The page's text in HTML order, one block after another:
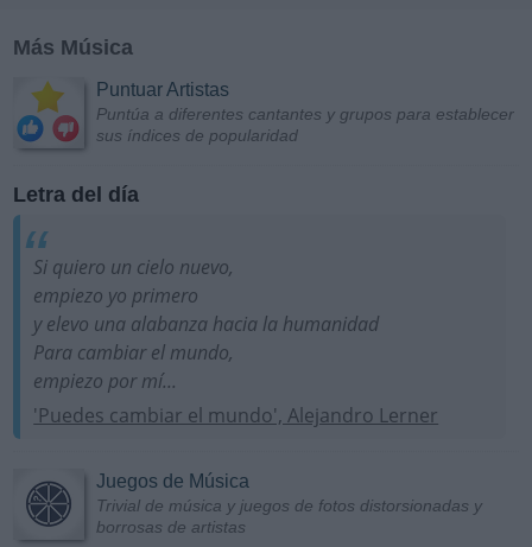
Más Música
Puntuar Artistas
Puntúa a diferentes cantantes y grupos para establecer
sus índices de popularidad
Letra del día
Si quiero un cielo nuevo,
empiezo yo primero
y elevo una alabanza hacia la humanidad
Para cambiar el mundo,
empiezo por mí...
'Puedes cambiar el mundo', Alejandro Lerner
Juegos de Música
Trivial de música y juegos de fotos distorsionadas y
borrosas de artistas